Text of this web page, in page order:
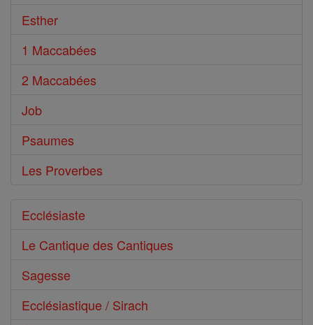
Esther
1 Maccabées
2 Maccabées
Job
Psaumes
Les Proverbes
Ecclésiaste
Le Cantique des Cantiques
Sagesse
Ecclésiastique / Sirach